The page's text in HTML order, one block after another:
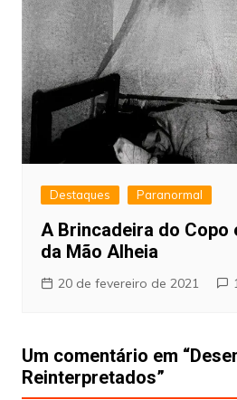
Destaques Paranormal
A Brincadeira do Copo
da Mão Alheia
20 de fevereiro de 2021
Um comentário em “
Reinterpretados”